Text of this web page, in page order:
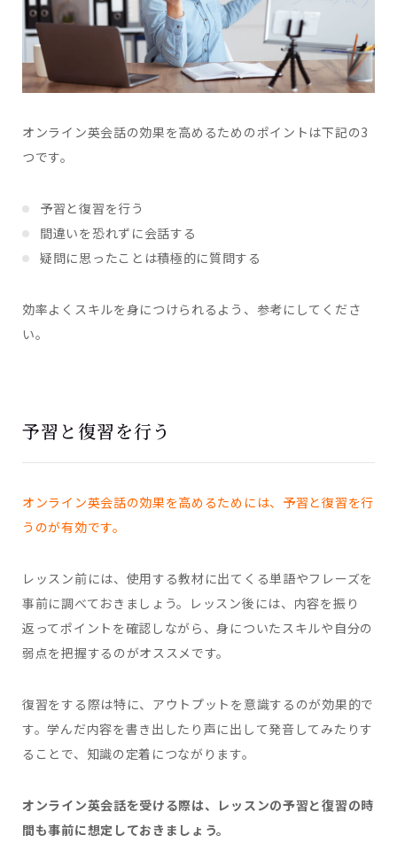
オンライン英会話の効果を高めるためのポイントは下記の3
つです。
予習と復習を行う
間違いを恐れずに会話する
疑問に思ったことは積極的に質問する
効率よくスキルを身につけられるよう、参考にしてくださ
い。
予習と復習を行う
オンライン英会話の効果を高めるためには、予習と復習を行
うのが有効です。
レッスン前には、使用する教材に出てくる単語やフレーズを
事前に調べておきましょう。レッスン後には、内容を振り
返ってポイントを確認しながら、身についたスキルや自分の
弱点を把握するのがオススメです。
復習をする際は特に、アウトプットを意識するのが効果的で
す。学んだ内容を書き出したり声に出して発音してみたりす
ることで、知識の定着につながります。
オンライン英会話を受ける際は、レッスンの予習と復習の時
間も事前に想定しておきましょう。